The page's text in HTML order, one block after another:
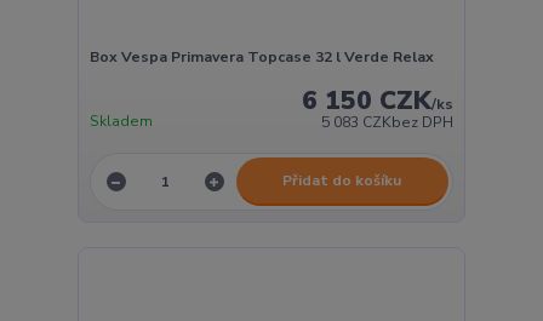
Box Vespa Primavera Topcase 32 l Verde Relax
6 150 CZK/ks
5 083 CZKbez DPH
Skladem
Přidat do košíku